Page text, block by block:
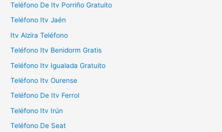
Teléfono De Itv Porriño Gratuito
Teléfono Itv Jaén
Itv Alzira Teléfono
Teléfono Itv Benidorm Gratis
Teléfono Itv Igualada Gratuito
Teléfono Itv Ourense
Teléfono De Itv Ferrol
Teléfono Itv Irún
Teléfono De Seat